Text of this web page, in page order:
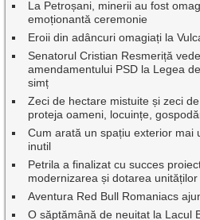
La Petroșani, minerii au fost
emoționantă ceremonie
Eroii din adâncuri omagiați la
Senatorul Cristian Resmeriță
amendamentului PSD la Legea
simț
Zeci de hectare mistuite și zeci
proteja oameni, locuințe,
Cum arată un spațiu exterior mai
inutil
Petrila a finalizat cu succes
modernizarea și dotarea
Aventura Red Bull Romaniacs
O săptămână de neuitat la Lacul